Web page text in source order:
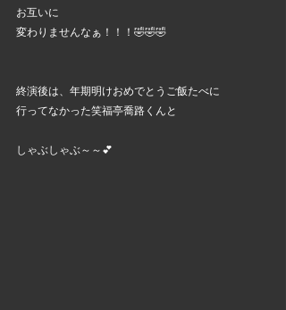
お互いに
変わりませんなぁ！！！🤣🤣🤣
終演後は、年期明けおめでとうご飯たべに
行ってなかった笑福亭喬路くんと
しゃぶしゃぶ～～💕